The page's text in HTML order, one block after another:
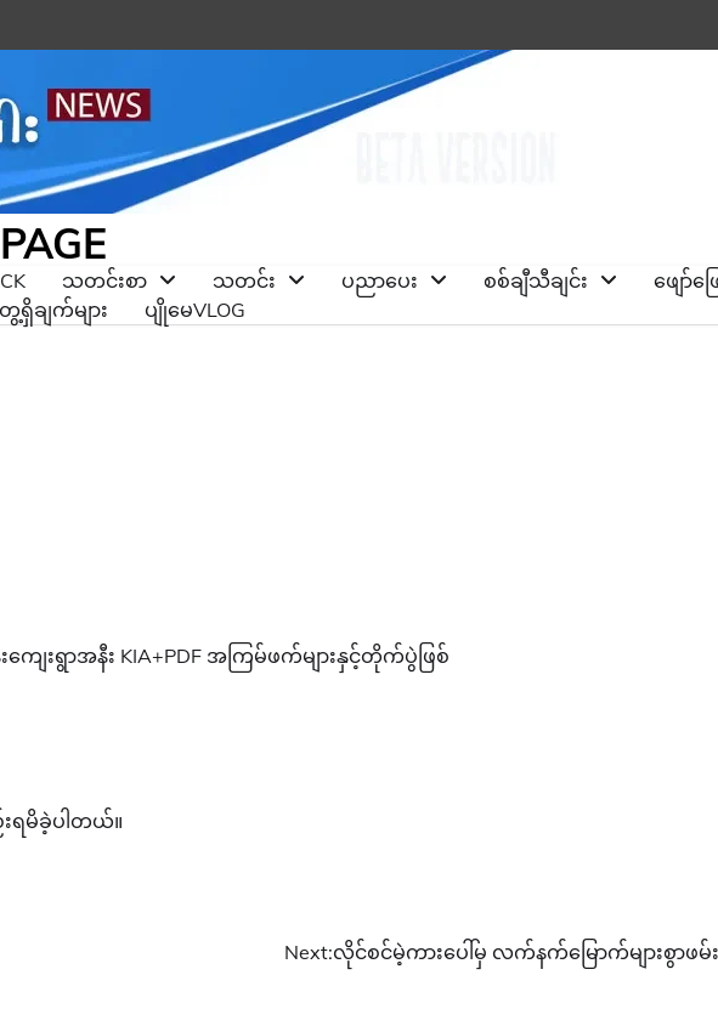
သတင်းစာ သတင်း ပညာပေး စစ်ချီသီချင်း ဖျော်ဖ
ချက်များ ပျိုမေVLOG
ေးရွာအနီး KIA+PDF အကြမ်ဖက်များနှင့်တိုက်ပွဲဖြစ်
မိခဲ့ပါတယ်။
Next:လိုင်စင်မဲ့ကားပေါ်မှ လက်နက်မြောက်များစွာဖမ်